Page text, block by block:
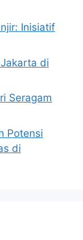
Inisiatif
di
Seragam
Potensi
di